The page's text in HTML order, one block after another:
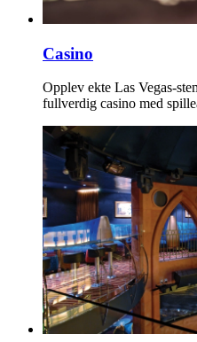
Casino
Opplev ekte Las Vegas-
fullverdig casino med